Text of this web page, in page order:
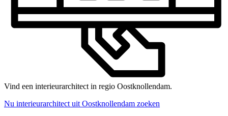
Vind een interieurarchitect in regio Oostknollendam.
Nu interieurarchitect uit Oostknollendam zoeken